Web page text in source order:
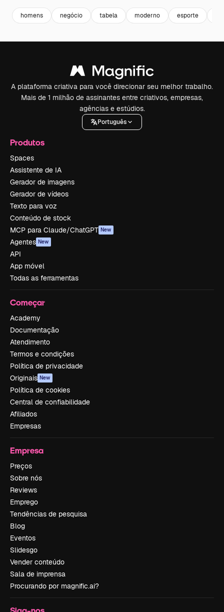
homens negócio tabela moderno esporte
A plataforma criativa para você direcionar seu melhor trabalho.
Mais de 1 milhão de assinantes entre criativos, empresas,
agências e estúdios.
Português
Produtos
Spaces
Assistente de IA
Gerador de imagens
Gerador de vídeos
Texto para voz
Conteúdo de stock
MCP para Claude/ChatGPT New
Agentes New
API
App móvel
Todas as ferramentas
Começar
Academy
Documentação
Atendimento
Termos e condições
Política de privacidade
Originais New
Política de cookies
Central de confiabilidade
Afiliados
Empresas
Empresa
Preços
Sobre nós
Reviews
Emprego
Tendências de pesquisa
Blog
Eventos
Slidesgo
Vender conteúdo
Sala de imprensa
Procurando por magnific.ai?